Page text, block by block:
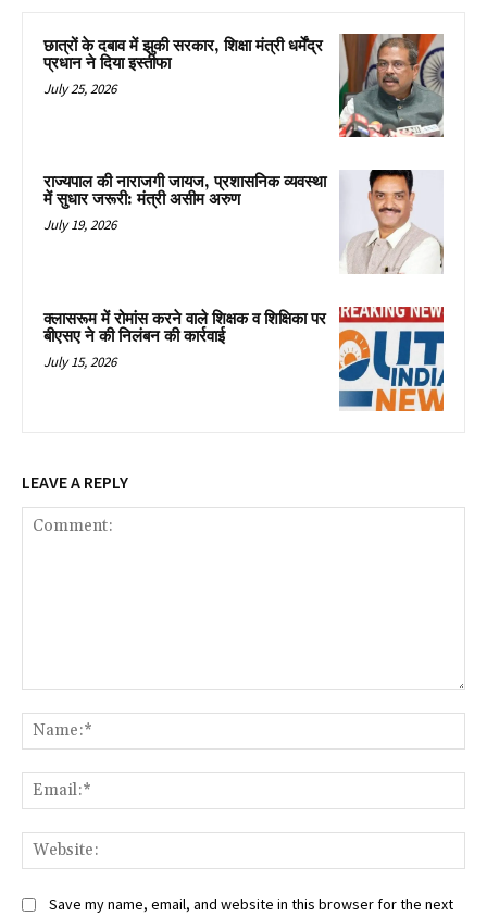
छात्रों के दबाव में झुकी सरकार, शिक्षा मंत्री धर्मेंद्र
प्रधान ने दिया इस्तीफा
July 25, 2026
राज्यपाल की नाराजगी जायज, प्रशासनिक व्यवस्था
में सुधार जरूरी: मंत्री असीम अरुण
July 19, 2026
क्लासरूम में रोमांस करने वाले शिक्षक व शिक्षिका पर
बीएसए ने की निलंबन की कार्रवाई
July 15, 2026
LEAVE A REPLY
Save my name, email, and website in this browser for the next